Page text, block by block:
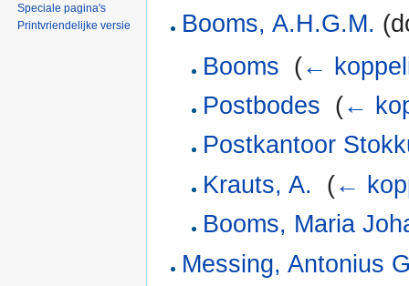
Booms, A.H.G.M.
Booms (←
Postbodes (←
Postkantoor
Krauts, A.
(←
Booms, Maria
Messing, Antonius
Speciale pagina's
Printvriendelijke versie